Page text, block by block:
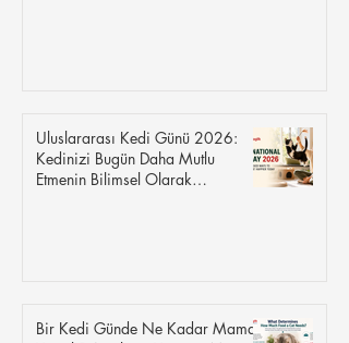
Uluslararası Kedi Günü 2026:
Kedinizi Bugün Daha Mutlu
Etmenin Bilimsel Olarak
Bir Kedi Günde Ne Kadar Mama